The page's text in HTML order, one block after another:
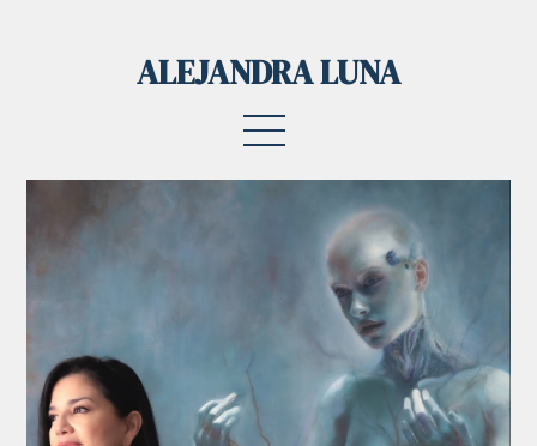
ALEJANDRA LUNA